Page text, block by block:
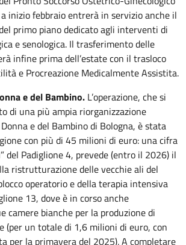
inizio febbraio entrerà in servizio anche il
primo piano dedicato agli interventi di
e senologica. Il trasferimento delle
infine prima dell’estate con il trasloco
e Procreazione Medicalmente Assistita.
e del Bambino. L’operazione, che si
di una più ampia riorganizzazione
e del Bambino di Bologna, è stata
con più di 45 milioni di euro: una cifra
del Padiglione 4, prevede (entro il 2026) il
ristrutturazione delle vecchie ali del
operatorio e della terapia intensiva
13, dove è in corso anche
camere bianche per la produzione di
(per un totale di 1,6 milioni di euro, con
per la primavera del 2025). A completare